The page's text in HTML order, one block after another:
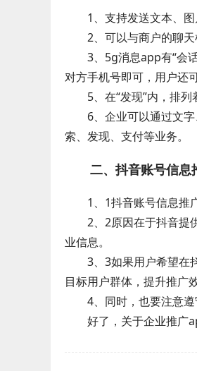
1、支持发送文本、
2、可以与商户的聊
3、5g消息app有“会
对方手机号即可，用户还
5、在“发现”内，排列
6、企业可以通过文
索、发现、支付等业务。
二、抖音账号信息
1、1抖音账号信息推
2、2原因在于抖音提
业信息。
3、3如果用户希望在
目标用户群体，提升推广效
4、同时，也要注意
好了，关于企业推广